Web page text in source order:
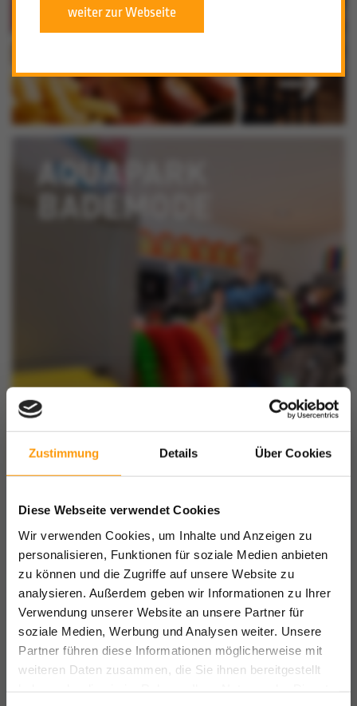
Zustimmung Details Über Cookies
Diese Webseite verwendet Cookies
Wir verwenden Cookies, um Inhalte und Anzeigen zu
personalisieren, Funktionen für soziale Medien anbieten
zu können und die Zugriffe auf unsere Website zu
analysieren. Außerdem geben wir Informationen zu Ihrer
Verwendung unserer Website an unsere Partner für
soziale Medien, Werbung und Analysen weiter. Unsere
Partner führen diese Informationen möglicherweise mit
weiteren Daten zusammen, die Sie ihnen bereitgestellt
weiter zur Webseite